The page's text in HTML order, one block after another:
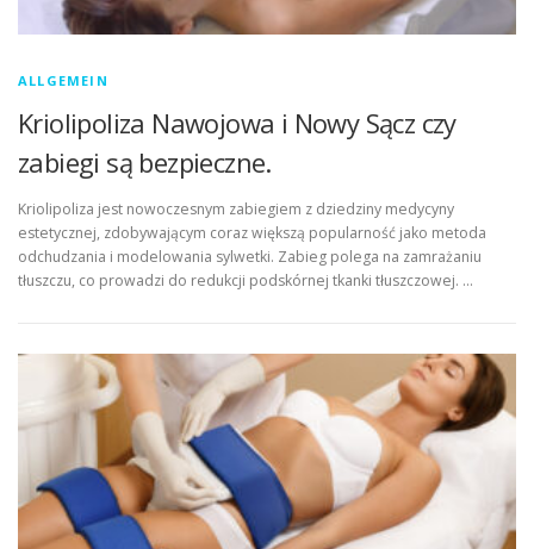
ALLGEMEIN
Kriolipoliza Nawojowa i Nowy Sącz czy
zabiegi są bezpieczne.
Kriolipoliza jest nowoczesnym zabiegiem z dziedziny medycyny
estetycznej, zdobywającym coraz większą popularność jako metoda
odchudzania i modelowania sylwetki. Zabieg polega na zamrażaniu
tłuszczu, co prowadzi do redukcji podskórnej tkanki tłuszczowej. …